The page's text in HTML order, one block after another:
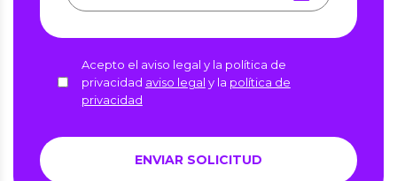
Acepto el aviso legal y la política de
privacidad aviso legal y la política de
privacidad